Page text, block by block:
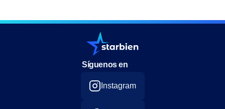
Síguenos en
Instagram